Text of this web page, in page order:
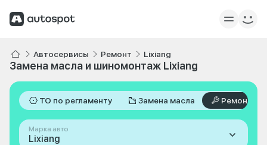
Автосервисы Ремонт Lixiang
Замена масла и шиномонтаж Lixiang
ТО по регламенту Замена масла Ремонт
Марка авто
Lixiang